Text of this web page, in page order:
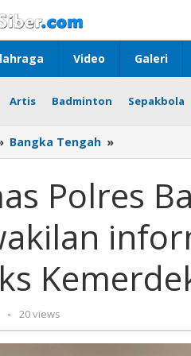
Video Galeri
Artis Badminton Sepakbola
Bangka Tengah »
Polres
Barat
hadiri
Perwakilan
informan
pada
survei
Pers
Polres
by
Jurnalsiber
- 20 views